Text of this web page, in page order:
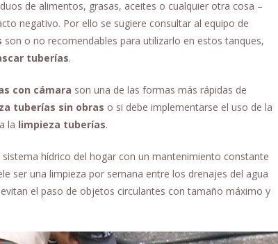
de alimentos, grasas, aceites o cualquier otra cosa –
negativo. Por ello se sugiere consultar al equipo de
son o no recomendables para utilizarlo en estos tanques,
tuberías.
con cámara son una de las formas más rápidas de
tuberías sin obras o si debe implementarse el uso de la
la limpieza tuberías.
hídrico del hogar con un mantenimiento constante
ser una limpieza por semana entre los drenajes del agua
el paso de objetos circulantes con tamaño máximo y